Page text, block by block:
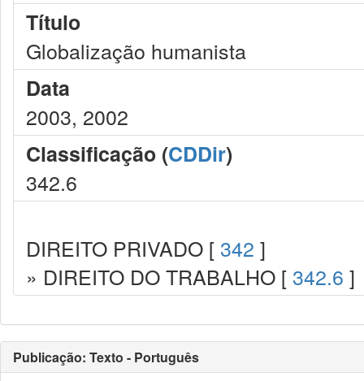
Título
Globalização humanista
Data
2003, 2002
Classificação (CDDir)
342.6
DIREITO PRIVADO [ 342 ]
» DIREITO DO TRABALHO [ 342.6 ]
Publicação: Texto - Português